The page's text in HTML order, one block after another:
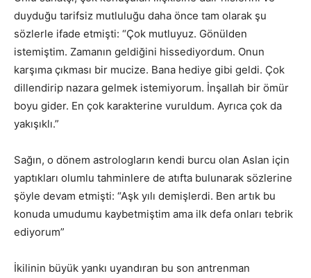
duyduğu tarifsiz mutluluğu daha önce tam olarak şu
sözlerle ifade etmişti: “Çok mutluyuz. Gönülden
istemiştim. Zamanın geldiğini hissediyordum. Onun
karşıma çıkması bir mucize. Bana hediye gibi geldi. Çok
dillendirip nazara gelmek istemiyorum. İnşallah bir ömür
boyu gider. En çok karakterine vuruldum. Ayrıca çok da
yakışıklı.”
Sağın, o dönem astrologların kendi burcu olan Aslan için
yaptıkları olumlu tahminlere de atıfta bulunarak sözlerine
şöyle devam etmişti: “Aşk yılı demişlerdi. Ben artık bu
konuda umudumu kaybetmiştim ama ilk defa onları tebrik
ediyorum”
İkilinin büyük yankı uyandıran bu son antrenman